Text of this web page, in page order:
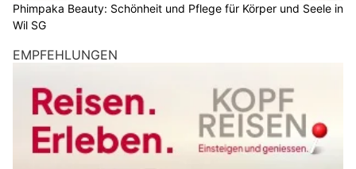
Phimpaka Beauty: Schönheit und Pflege für Körper und Seele in
Wil SG
EMPFEHLUNGEN